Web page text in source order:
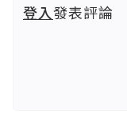
登入發表評論